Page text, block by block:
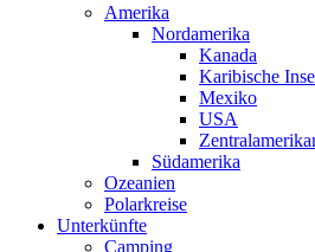
Amerika
Nordamerika
Kanada
Karibische
Mexiko
USA
Südamerika
Ozeanien
Polarkreise
Unterkünfte
Camping